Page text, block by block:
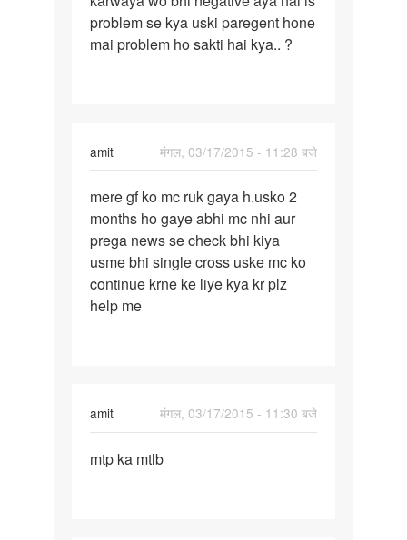
nhi
aa
problem se kya uski paregent hone
mai problem ho sakti hai kya.. ?
amit
मंगल, 03/17/2015 - 11:28 बजे
mere
gf
ko
mc
ruk
gaya
mere gf ko mc ruk gaya h.usko 2
months ho gaye abhi mc nhi aur
prega news se check bhi kiya
usme bhi single cross uske mc ko
continue krne ke liye kya kr plz
help me
amit
मंगल, 03/17/2015 - 11:30 बजे
mtp
mtp ka mtlb